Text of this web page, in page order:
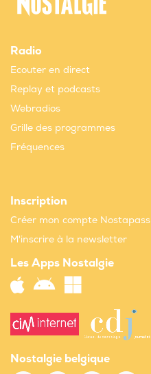
Radio
Ecouter en direct
Replay et podcasts
Webradios
Grille des programmes
Fréquences
Inscription
Créer mon compte Nostapass
M'inscrire à la newsletter
Les Apps Nostalgie
Nostalgie belgique